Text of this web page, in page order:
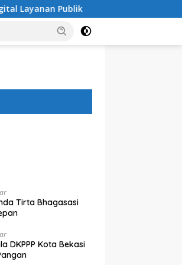
Publik Usung Misi ”Rapih”
Tirta Bhagasasi
DKPPP Kota Bekasi